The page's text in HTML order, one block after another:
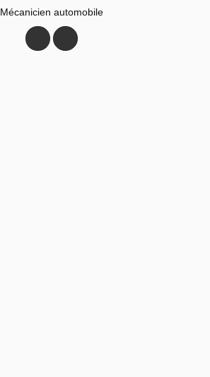
Mécanicien automobile